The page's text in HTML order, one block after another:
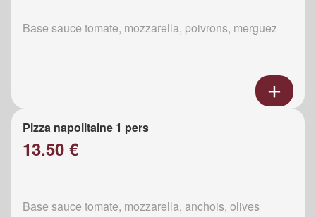
Base sauce tomate, mozzarella, poivrons, merguez
Pizza napolitaine 1 pers
13.50 €
Base sauce tomate, mozzarella, anchois, olives